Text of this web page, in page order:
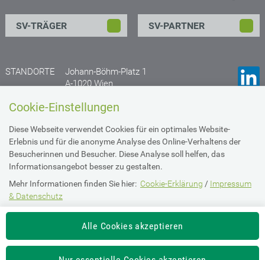
Cookie-Einstellungen
Diese Webseite verwendet Cookies für ein optimales Website-
Erlebnis und für die anonyme Analyse des Online-Verhaltens der
Besucherinnen und Besucher. Diese Analyse soll helfen, das
Informationsangebot besser zu gestalten.
Mehr Informationen finden Sie hier: Cookie-Erklärung / Impressum
& Datenschutz
Die Einstellung können Sie jederzeit auf der Seite "Imperssum &
" ändern.Alle Cookies akzeptieren
SV-TRÄGER SV-PARTNER
STANDORTE
Johann-Böhm-Platz 1
A-1020 Wien
A- 4020 Linz
Anfahrtsplan
Impressum & Datenschutz
Barrierefreiheit